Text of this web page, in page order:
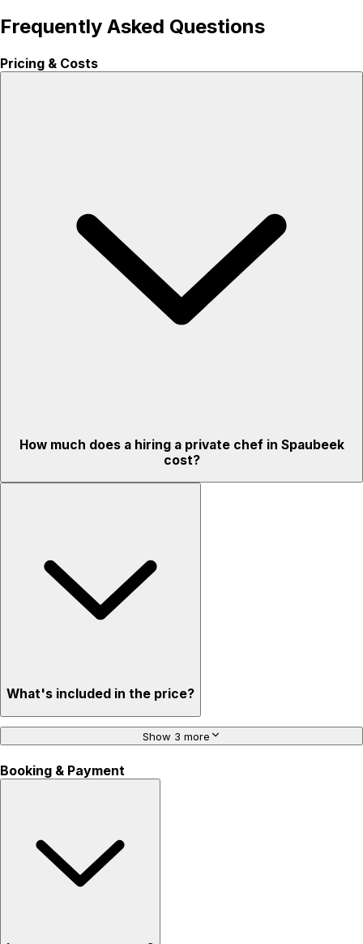
Frequently Asked Questions
Pricing & Costs
How much does a hiring a private chef in Spaubeek
cost?
What's included in the price?
Show 3 more
Booking & Payment